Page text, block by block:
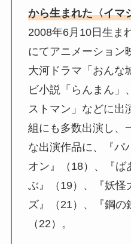
から生まれた〈イマ
2008年6月10日生ま
にてアニメーション
大河ドラマ「おんな
ビ小説「らんまん」
ストマン」などに出
組にも多数出演し、
な出演作品に、『パ
オン』（18）、『ば
ぶ』（19）、『妖怪
ズ』（21）、『鋼の
（22）。